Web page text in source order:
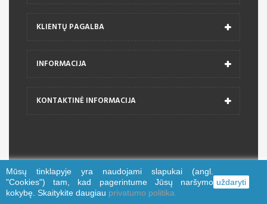
KLIENTŲ PAGALBA
INFORMACIJA
KONTAKTINĖ INFORMACIJA
Mūsų tinklapyje yra naudojami slapukai (angl.
"Cookies") tam, kad pagerintume Jūsų naršymo
kokybę. Skaitykite daugiau privatumo politika.
uždaryti
© 2026 trajektorija.lt